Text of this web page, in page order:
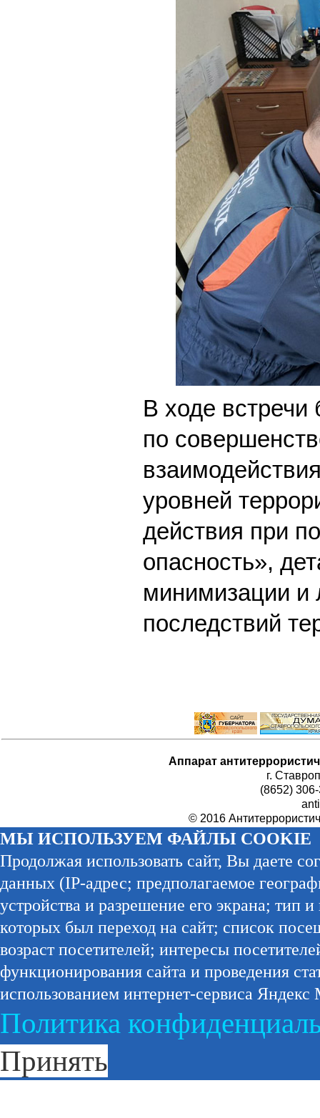
В ходе
по
уровней
действия при
опасность»,
минимизации и
последствий
Аппарат
г.
(8652)
© 2016
МЫ ИСПОЛЬЗУЕМ ФАЙЛЫ COOKIE
Продолжая использовать сайт, Вы даете
данных (IP-адрес; предполагаемое
устройства и разрешение его экрана;
которых был переход на сайт; список
возраст посетителей; интересы
функционирования сайта и проведения
использованием интернет-сервиса Яндекс
Политика
Принять